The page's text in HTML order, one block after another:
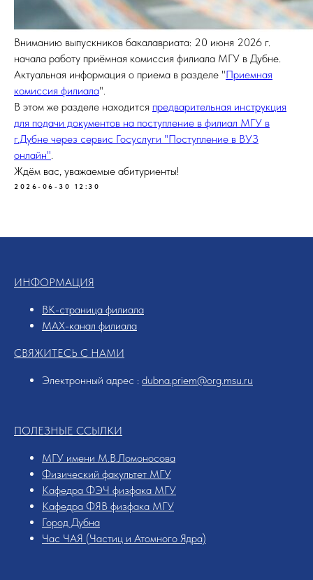
Вниманию выпускников бакалавриата: 20 июня 2026 г.
начала работу приёмная комиссия филиала МГУ в Дубне.
Актуальная информация о приема в разделе "Приемная
комиссия филиала".
В этом же разделе находится предварительная инструкция
для подачи документов на поступление в филиал МГУ в
г.Дубне через сервис Госуслуги "Поступление в ВУЗ
онлайн".
Ждём вас, уважаемые абитуриенты!
2026-06-30 12:30
ИНФОРМАЦИЯ
ВК-страница филиала
MAX-канал филиала
СВЯЖИТЕСЬ С НАМИ
Электронный адрес : dubna.priem@org.msu.ru
ПОЛЕЗНЫЕ ССЫЛКИ
МГУ имени М.В.Ломоносова
Физический факультет МГУ
Кафедра ФЭЧ физфака МГУ
Кафедра ФЯВ физфака МГУ
Город Дубна
Час ЧАЯ (Частиц и Атомного Ядра)